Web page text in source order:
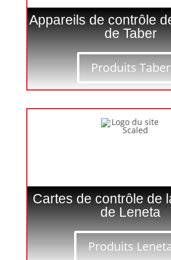
Appareils de contrôle
de Taber
Produits Taber
Cartes de contrôle de
de Leneta
Produits